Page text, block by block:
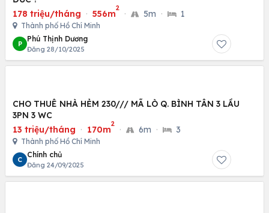
178 triệu/tháng · 556m
2
· 5m · 1
Thành phố Hồ Chí Minh
P
Phú Thịnh Dương
Đăng 28/10/2025
CHO THUÊ NHÀ HẺM 230/// MÃ LÒ Q. BÌNH TÂN 3 LẦU
3PN 3 WC
13 triệu/tháng · 170m
2
· 6m · 3
Thành phố Hồ Chí Minh
C
Chính chủ
Đăng 24/09/2025